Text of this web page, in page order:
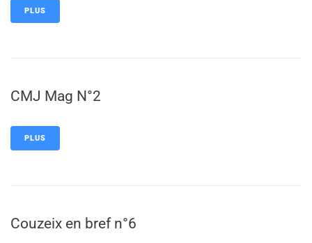
PLUS
CMJ Mag N°2
PLUS
Couzeix en bref n°6